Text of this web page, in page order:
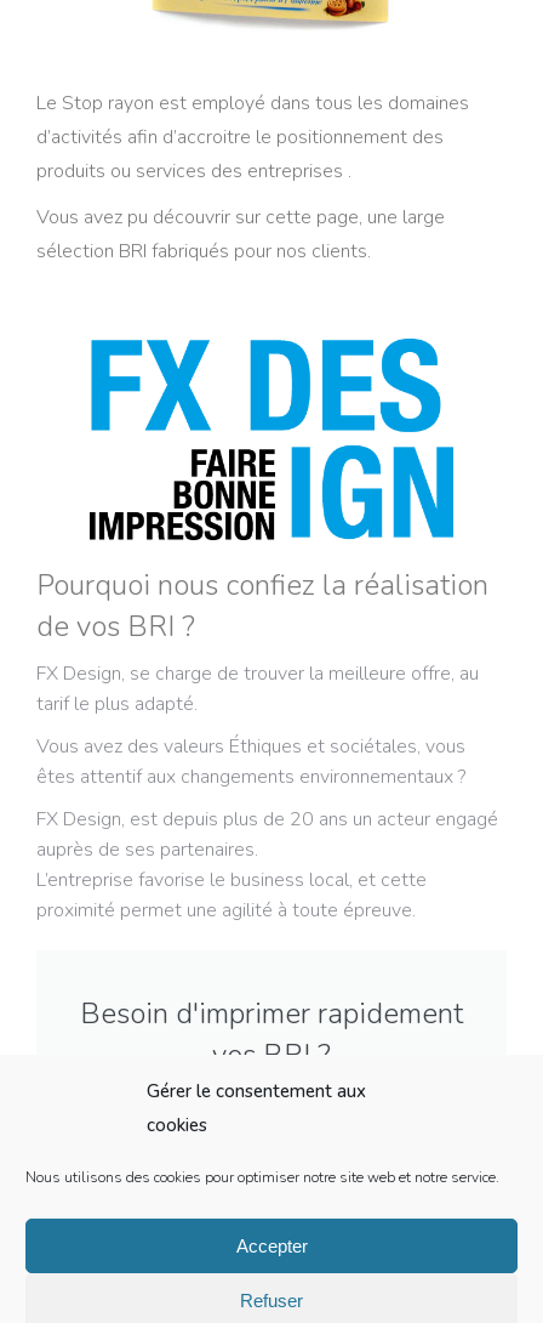
Gérer le consentement aux
cookies
Nous utilisons des cookies pour optimiser notre site web et notre service.
Accepter
Refuser
Le Stop rayon est employé dans tous les domaines
d’activités afin d’accroitre le positionnement des
produits ou services des entreprises .
Vous avez pu découvrir sur cette page, une large
sélection BRI fabriqués pour nos clients.
Pourquoi nous confiez la réalisation
de vos BRI ?
FX Design, se charge de trouver la meilleure offre, au
tarif le plus adapté.
Vous avez des valeurs Éthiques et sociétales, vous
êtes attentif aux changements environnementaux ?
FX Design, est depuis plus de 20 ans un acteur engagé
auprès de ses partenaires.
L’entreprise favorise le business local, et cette
proximité permet une agilité à toute épreuve.
Besoin d'imprimer rapidement
vos BRI ?
équilibre avec votre projet.
Contacter FX Design